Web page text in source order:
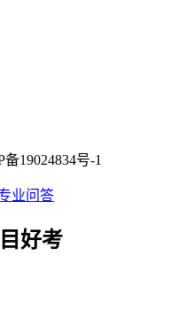
19024834号-1
业问答
好考